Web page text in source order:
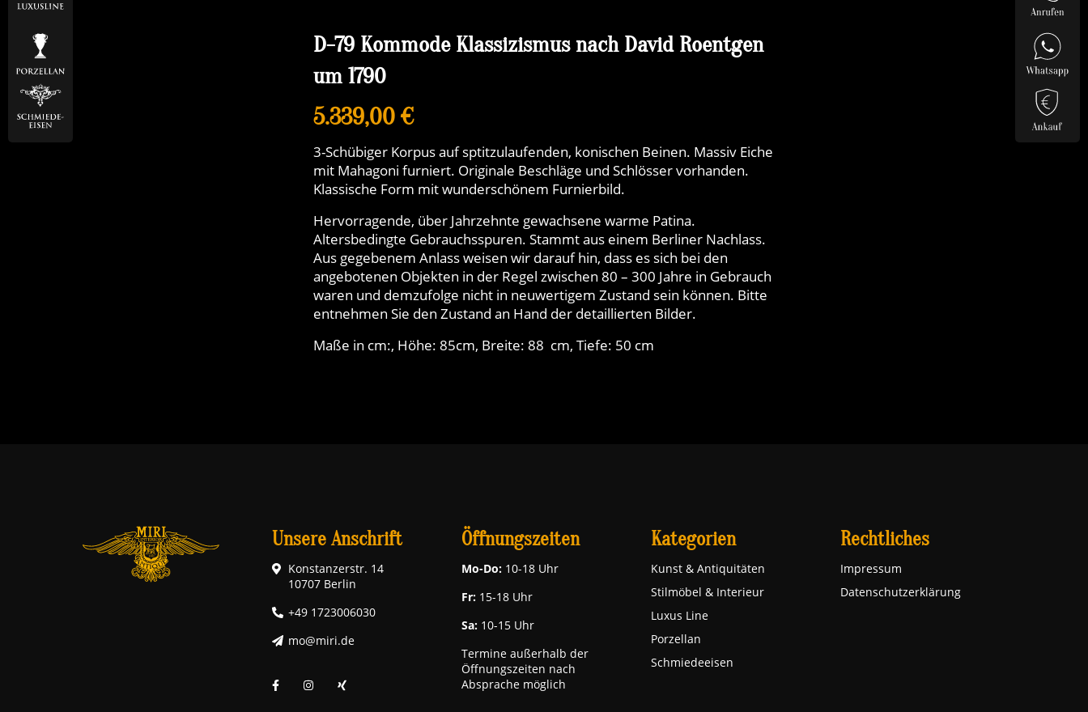
D-79 Kommode Klassizismus nach David Roentgen
um 1790
5.339,00 €
3-Schübiger Korpus auf sptitzulaufenden, konischen Beinen. Massiv Eiche
mit Mahagoni furniert. Originale Beschläge und Schlösser vorhanden.
Klassische Form mit wunderschönem Furnierbild.
Hervorragende, über Jahrzehnte gewachsene warme Patina.
Altersbedingte Gebrauchsspuren. Stammt aus einem Berliner Nachlass.
Aus gegebenem Anlass weisen wir darauf hin, dass es sich bei den
angebotenen Objekten in der Regel zwischen 80 – 300 Jahre in Gebrauch
waren und demzufolge nicht in neuwertigem Zustand sein können. Bitte
entnehmen Sie den Zustand an Hand der detaillierten Bilder.
Maße in cm:, Höhe: 85cm, Breite: 88 cm, Tiefe: 50 cm
Unsere Anschrift
Konstanzerstr. 14
10707 Berlin
+49 1723006030
mo@miri.de
Öffnungszeiten
Mo-Do: 10-18 Uhr
Fr: 15-18 Uhr
Sa: 10-15 Uhr
Termine außerhalb der
Öffnungszeiten nach
Absprache möglich
Kategorien
Kunst & Antiquitäten
Stilmöbel & Interieur
Luxus Line
Porzellan
Schmiedeeisen
Rechtliches
Impressum
Datenschutzerklärung